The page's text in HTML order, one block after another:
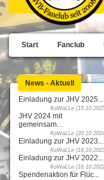
Start Fanclub
News - Aktuell
Einladung zur JHV 2025...
KoWaLLe
JHV 2024 mit
gemeinsam...
KoWaLLe
Einladung zur JHV 2023...
KoWaLLe
Einladung zur JHV 2022...
KoWaLLe
Spendenaktion für Flüc...